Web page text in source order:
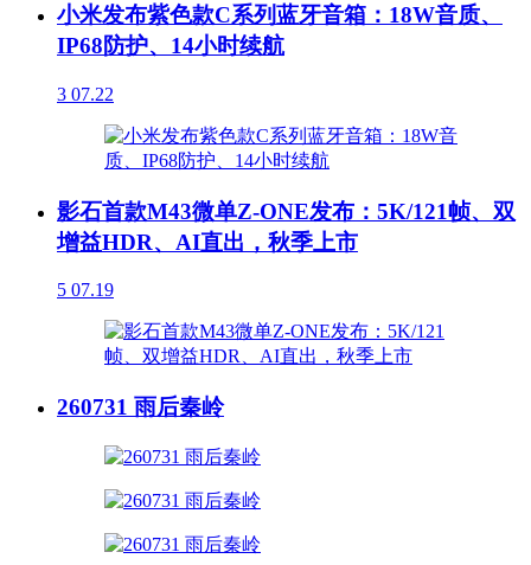
小米发布紫色款C系列蓝牙音箱：18W音质、
IP68防护、14小时续航
3 07.22
影石首款M43微单Z-ONE发布：5K/121帧、双
增益HDR、AI直出，秋季上市
5 07.19
260731 雨后秦岭